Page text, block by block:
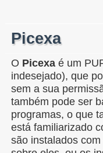
Picexa
O Picexa é um
indesejado), que
sem a sua
também pode ser
programas, o que
está familiarizado
são instalados